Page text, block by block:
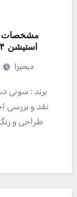
مشخصات
استیشن ۴ سونی مدل blue butterfly
دیجیزا
برند : سونی دسته‌بندی : لوازم جانبی کنسول بازی
طراحی و